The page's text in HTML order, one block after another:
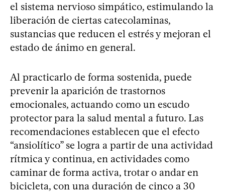
el sistema nervioso simpático, estimulando la
liberación de ciertas catecolaminas,
sustancias que reducen el estrés y mejoran el
estado de ánimo en general.
Al practicarlo de forma sostenida, puede
prevenir la aparición de trastornos
emocionales, actuando como un escudo
protector para la salud mental a futuro. Las
recomendaciones establecen que el efecto
“ansiolítico” se logra a partir de una actividad
rítmica y continua, en actividades como
caminar de forma activa, trotar o andar en
bicicleta, con una duración de cinco a 30